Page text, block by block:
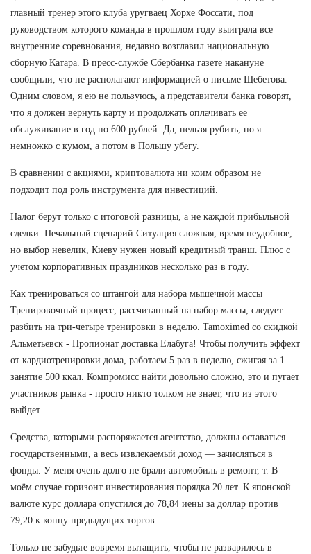
главный тренер этого клуба уругваец Хорхе Фоссати, под
руководством которого команда в прошлом году выиграла все
внутренние соревнования, недавно возглавил национальную
сборную Катара. В пресс-службе Сбербанка газете накануне
сообщили, что не располагают информацией о письме Щебетова.
Одним словом, я ею не пользуюсь, а представители банка говорят,
что я должен вернуть карту и продолжать оплачивать ее
обслуживание в год по 600 рублей. Да, нельзя рубить, но я
немножко с кумом, а потом в Польшу убегу.
В сравнении с акциями, криптовалюта ни коим образом не
подходит под роль инструмента для инвестиций.
Налог берут только с итоговой разницы, а не каждой прибыльной
сделки. Печальный сценарий Ситуация сложная, время неудобное,
но выбор невелик, Киеву нужен новый кредитный транш. Плюс с
учетом корпоративных праздников несколько раз в году.
Как тренироваться со штангой для набора мышечной массы
Тренировочный процесс, рассчитанный на набор массы, следует
разбить на три-четыре тренировки в неделю. Tamoximed со скидкой
Альметьевск - Пропионат доставка Елабуга! Чтобы получить эффект
от кардиотренировки дома, работаем 5 раз в неделю, сжигая за 1
занятие 500 ккал. Компромисс найти довольно сложно, это и пугает
участников рынка - просто никто толком не знает, что из этого
выйдет.
Средства, которыми распоряжается агентство, должны оставаться
государственными, а весь извлекаемый доход — зачисляться в
фонды. У меня очень долго не брали автомобиль в ремонт, т. В
моём случае горизонт инвестирования порядка 20 лет. К японской
валюте курс доллара опустился до 78,84 иены за доллар против
79,20 к концу предыдущих торгов.
Только не забудьте вовремя вытащить, чтобы не разварилось в